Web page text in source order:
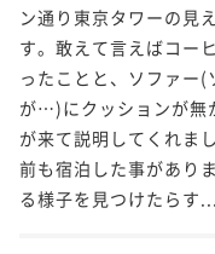
ン通り東京タワーの見
す。敢えて言えばコー
ったことと、ソファー
が…)にクッションが無
が来て説明してくれま
前も宿泊した事があり
る様子を見つけたらす...